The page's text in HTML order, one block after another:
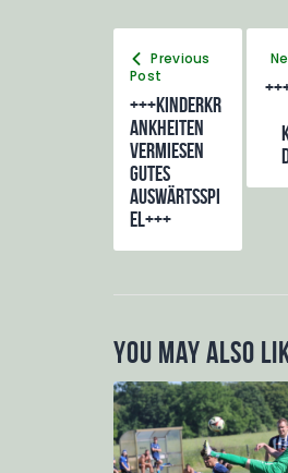
Previous
Post
+++Kinderkr
ankheiten
vermiesen
gutes
Auswärtsspi
el+++
You May Also